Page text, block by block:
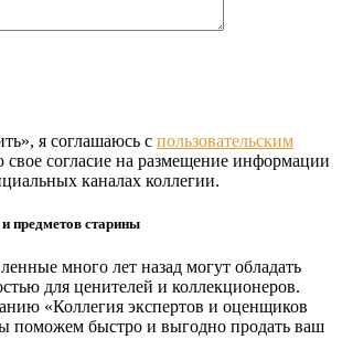
я соглашаюсь с пользовательским
свое согласие на размещение информации
каналах коллегии.
предметов старины
много лет назад могут обладать
для ценителей и коллекционеров.
«Коллегия экспертов и оценщиков
поможем быстро и выгодно продать ваш